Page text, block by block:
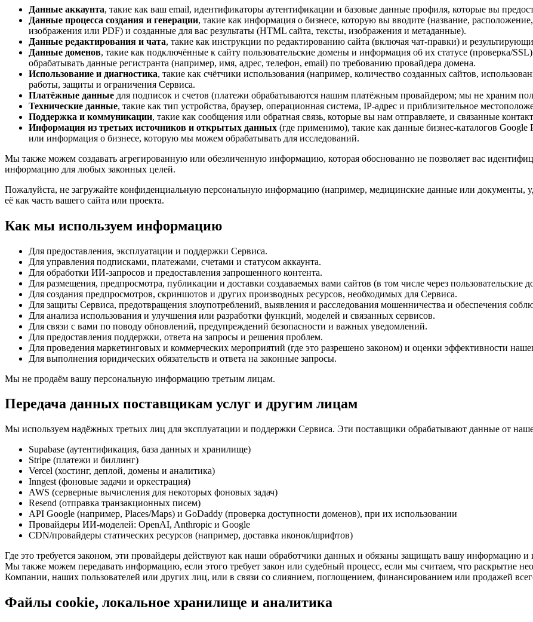
Данные аккаунта, такие как ваш email, идентификаторы аутентификации и базовые данные профиля, которые вы
Данные процесса создания и генерации, такие как информация о бизнесе, которую вы вводите (название,
изображения или PDF) и созданные для вас результаты (HTML сайта, тексты, изображения и метаданные).
Данные редактирования и чата, такие как инструкции по редактированию сайта (включая чат-правки) и
Данные доменов, такие как подключённые к сайту пользовательские домены и информация об их статусе (проверка/
обрабатывать данные регистранта (например, имя, адрес, телефон, email) по требованию провайдера домена.
Использование и диагностика, такие как счётчики использования (например, количество созданных сайтов,
работы, защиты и ограничения Сервиса.
Платёжные данные для подписок и счетов (платежи обрабатываются нашим платёжным провайдером; мы не храним
Технические данные, такие как тип устройства, браузер, операционная система, IP-адрес и приблизительное
Поддержка и коммуникации, такие как сообщения или обратная связь, которые вы нам отправляете, и связанные
Информация из третьих источников и открытых данных (где применимо), такие как данные бизнес-каталогов
или информация о бизнесе, которую мы можем обрабатывать для исследований.
Мы также можем создавать агрегированную или обезличенную информацию, которая обоснованно не позволяет вас
информацию для любых законных целей.
Пожалуйста, не загружайте конфиденциальную персональную информацию (например, медицинские данные или документы,
её как часть вашего сайта или проекта.
Как мы используем информацию
Для предоставления, эксплуатации и поддержки Сервиса.
Для управления подписками, платежами, счетами и статусом аккаунта.
Для обработки ИИ-запросов и предоставления запрошенного контента.
Для размещения, предпросмотра, публикации и доставки создаваемых вами сайтов (в том числе через
Для создания предпросмотров, скриншотов и других производных ресурсов, необходимых для Сервиса.
Для защиты Сервиса, предотвращения злоупотреблений, выявления и расследования мошенничества и обеспечения
Для анализа использования и улучшения или разработки функций, моделей и связанных сервисов.
Для связи с вами по поводу обновлений, предупреждений безопасности и важных уведомлений.
Для предоставления поддержки, ответа на запросы и решения проблем.
Для проведения маркетинговых и коммерческих мероприятий (где это разрешено законом) и оценки эффективности
Для выполнения юридических обязательств и ответа на законные запросы.
Мы не продаём вашу персональную информацию третьим лицам.
Передача данных поставщикам услуг и другим лицам
Мы используем надёжных третьих лиц для эксплуатации и поддержки Сервиса. Эти поставщики обрабатывают данные от
Supabase (аутентификация, база данных и хранилище)
Stripe (платежи и биллинг)
Vercel (хостинг, деплой, домены и аналитика)
Inngest (фоновые задачи и оркестрация)
AWS (серверные вычисления для некоторых фоновых задач)
Resend (отправка транзакционных писем)
API Google (например, Places/Maps) и GoDaddy (проверка доступности доменов), при их использовании
Провайдеры ИИ-моделей: OpenAI, Anthropic и Google
CDN/провайдеры статических ресурсов (например, доставка иконок/шрифтов)
Где это требуется законом, эти провайдеры действуют как наши обработчики данных и обязаны защищать вашу информацию и
Мы также можем передавать информацию, если этого требует закон или судебный процесс, если мы считаем, что раскрытие
Компании, наших пользователей или других лиц, или в связи со слиянием, поглощением, финансированием или продажей
Файлы cookie, локальное хранилище и аналитика